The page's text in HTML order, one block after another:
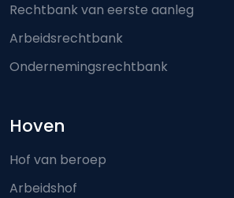
Rechtbank van eerste aanleg
Arbeidsrechtbank
Ondernemingsrechtbank
Hoven
Hof van beroep
Arbeidshof